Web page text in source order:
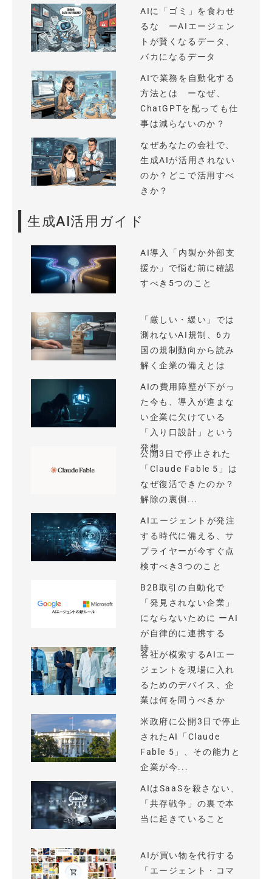
AIに「ゴミ」を食わせ
るな ーAIエージェン
トが賢くなるデータ、
バカになるデータ
AIで業務を自動化する
方法とは ーなぜ、
ChatGPTを配っても仕
事は減らないのか？
なぜあなたの会社で、
生成AIが活用されない
のか？どこで活用すべ
きか？
生成AI活用ガイド
AI導入「内製か外部支
援か」で悩む前に確認
すべき5つのこと
「厳しい・緩い」では
測れないAI規制、6カ
国の規制動向から読み
解く企業の備えとは
AIの費用障壁が下がっ
た今も、導入が進まな
い企業に欠けている
「入り口設計」という
発想
公開3日で停止された
「Claude Fable 5」は
なぜ復活できたのか？
解除の裏側...
AIエージェントが発注
する時代に備える、サ
プライヤーが今すぐ点
検すべき3つのこと
B2B取引の自動化で
「発見されない企業」
にならないために ーAI
が自律的に連携する
時...
各社が模索するAIエー
ジェントを現場に入れ
るためのデバイス、企
業は何を問うべきか
米政府に公開3日で停止
されたAI「Claude
Fable 5」、その能力と
企業が今...
AIはSaaSを殺さない、
「共存戦争」の裏で本
当に起きていること
AIが買い物を代行する
「エージェント・コマ